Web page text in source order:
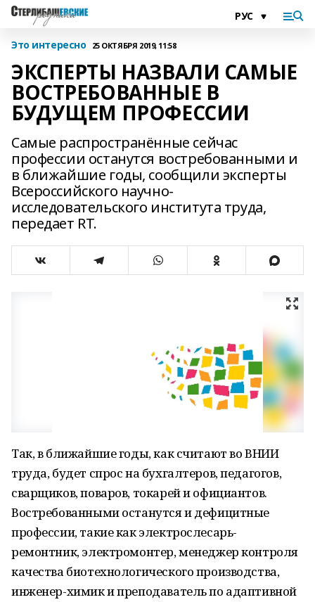
Это интересно 25 ОКТЯБРЯ 2019, 11:58
ЭКСПЕРТЫ НАЗВАЛИ САМЫЕ
ВОСТРЕБОВАННЫЕ В
БУДУЩЕМ ПРОФЕССИИ
Самые распространённые сейчас
профессии останутся востребованными и
в ближайшие годы, сообщили эксперты
Всероссийского научно-
исследовательского института труда,
передает RT.
Так, в ближайшие годы, как считают во ВНИИ
труда, будет спрос на бухгалтеров, педагогов,
сварщиков, поваров, токарей и официантов.
Востребованными останутся и дефицитные
профессии, такие как электрослесарь-
ремонтник, электромонтер, менеджер контроля
качества биотехнологического производства,
инженер-химик и преподаватель по адаптивной